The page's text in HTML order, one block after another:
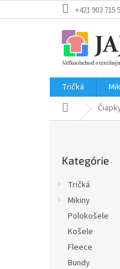
na
+421 903 715
Tričká
Domov
kategórie
Kategórie
Tričká
Mikiny
Polokošele
Košele
Fleece
Bundy